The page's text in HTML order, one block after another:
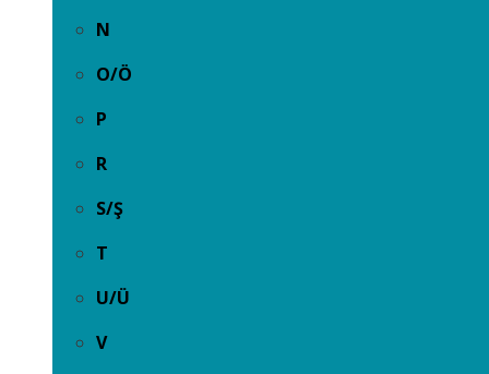
N
O/Ö
P
R
S/Ş
T
U/Ü
V